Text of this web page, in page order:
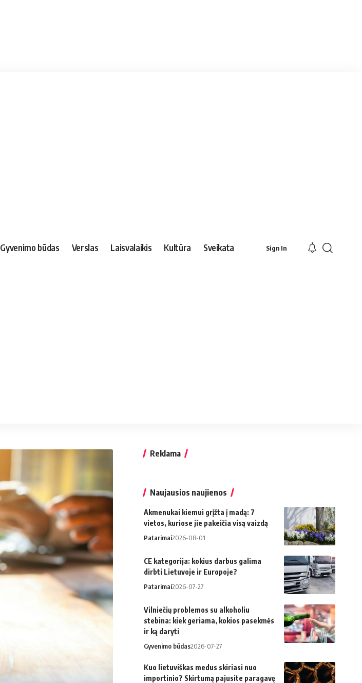
Gyvenimo būdas Verslas Laisvalaikis Kultūra Sveikata Sign In
Reklama
Naujausios naujienos
Akmenukai kiemui grįžta į madą: 7
vietos, kuriose jie pakeičia visą vaizdą
Patarimai2026-08-01
CE kategorija: kokius darbus galima
dirbti Lietuvoje ir Europoje?
Patarimai2026-07-27
Vilniečių problemos su alkoholiu
stebina: kiek geriama, kokios pasekmės
ir ką daryti
Gyvenimo būdas2026-07-27
Kuo lietuviškas medus skiriasi nuo
importinio? Skirtumą pajusite paragavę